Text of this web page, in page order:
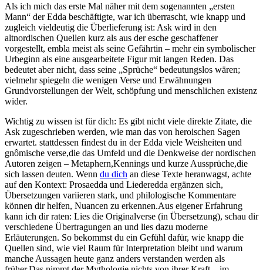
Als ich⁢ mich das erste Mal ​näher ⁢mit dem sogenannten ⁢„ersten
Mann“ der Edda beschäftigte, war ​ich überrascht, ⁤wie knapp ‌und
zugleich vieldeutig die Überlieferung ist: Ask‌ wird in den
altnordischen Quellen ⁣kurz als aus der⁣ esche ⁤geschaffener
vorgestellt, embla meist als seine⁢ Gefährtin‍ – mehr‍ ein symbolischer ​
Urbeginn als eine ausgearbeitete ⁢Figur ⁤mit langen​ Reden.‍ Das‍
bedeutet aber⁢ nicht, dass seine „Sprüche“ bedeutungslos wären;
vielmehr spiegeln die⁣ wenigen ‌Verse und ‌Erwähnungen
Grundvorstellungen der Welt,‍ schöpfung und⁣ menschlichen​ existenz
wider.
Wichtig zu wissen ist für‌ dich: ‌Es gibt nicht viele direkte Zitate, die
Ask zugeschrieben werden, wie man‍ das von heroischen Sagen
erwartet. stattdessen⁤ findest du in ​der Edda viele Weisheiten ⁣und
gnômische​ verse,die ⁤das Umfeld und die Denkweise der nordischen⁢
Autoren zeigen – Metaphern,Kennings und kurze Aussprüche,die​
sich lassen deuten.‌ Wenn du dich an ⁢diese Texte‌ heranwagst,⁢ achte
auf den ​Kontext: Prosa­edda und Liederedda ergänzen ‍sich,
Übersetzungen‌ variieren‌ stark, ‌und ⁢philologische Kommentare
können ‌dir helfen, ⁣Nuancen zu erkennen.Aus eigener Erfahrung
⁣kann ich dir raten: Lies die Originalverse (in Übersetzung), ​schau dir
verschiedene Übertragungen ‌an und lies ‌dazu ​moderne
Erläuterungen. So bekommst du ein Gefühl dafür, wie knapp die
Quellen sind, wie viel Raum für Interpretation ‌bleibt‍ und warum
manche Aussagen heute ganz anders verstanden werden‍ als‌